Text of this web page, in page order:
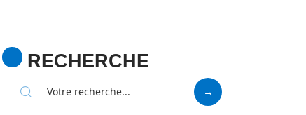
RECHERCHE